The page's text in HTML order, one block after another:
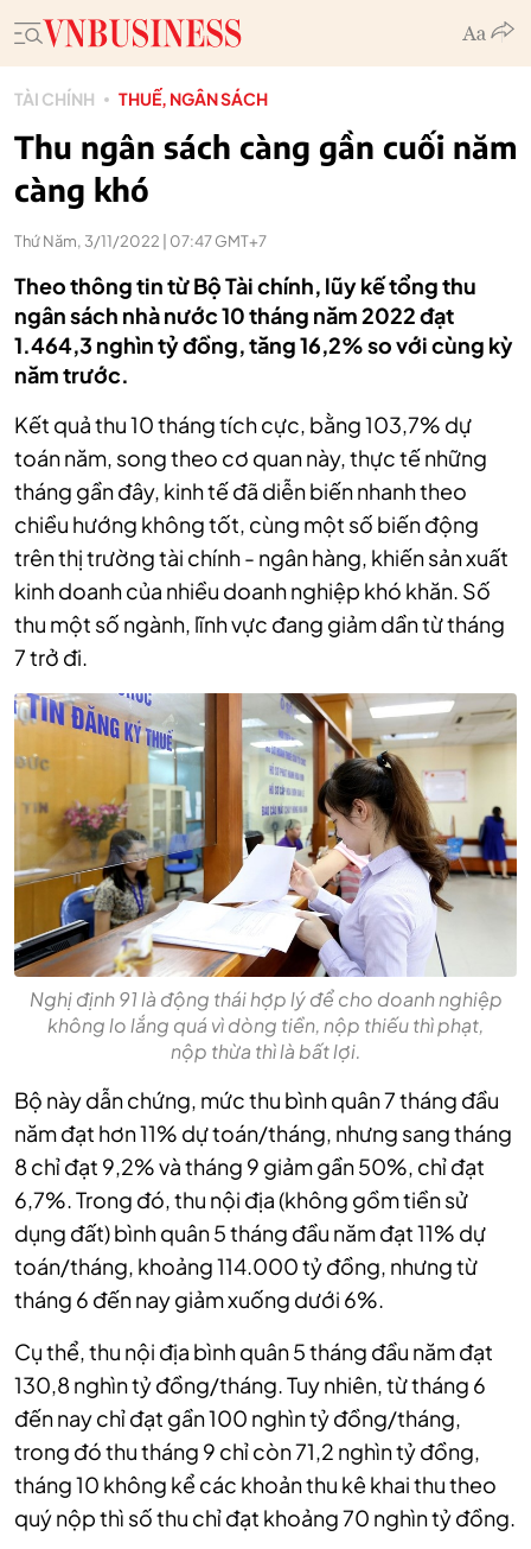
TÀI CHÍNH THUẾ, NGÂN SÁCH
Thu ngân sách càng gần cuối năm
càng khó
Thứ Năm, 3/11/2022 | 07:47 GMT+7
Theo thông tin từ Bộ Tài chính, lũy kế tổng thu
ngân sách nhà nước 10 tháng năm 2022 đạt
1.464,3 nghìn tỷ đồng, tăng 16,2% so với cùng kỳ
năm trước.
Kết quả thu 10 tháng tích cực, bằng 103,7% dự
toán năm, song theo cơ quan này, thực tế những
tháng gần đây, kinh tế đã diễn biến nhanh theo
chiều hướng không tốt, cùng một số biến động
trên thị trường tài chính - ngân hàng, khiến sản xuất
kinh doanh của nhiều doanh nghiệp khó khăn. Số
thu một số ngành, lĩnh vực đang giảm dần từ tháng
7 trở đi.
Nghị định 91 là động thái hợp lý để cho doanh nghiệp
không lo lắng quá vì dòng tiền, nộp thiếu thì phạt,
nộp thừa thì là bất lợi.
Bộ này dẫn chứng, mức thu bình quân 7 tháng đầu
năm đạt hơn 11% dự toán/tháng, nhưng sang tháng
8 chỉ đạt 9,2% và tháng 9 giảm gần 50%, chỉ đạt
6,7%. Trong đó, thu nội địa (không gồm tiền sử
dụng đất) bình quân 5 tháng đầu năm đạt 11% dự
toán/tháng, khoảng 114.000 tỷ đồng, nhưng từ
tháng 6 đến nay giảm xuống dưới 6%.
Cụ thể, thu nội địa bình quân 5 tháng đầu năm đạt
130,8 nghìn tỷ đồng/tháng. Tuy nhiên, từ tháng 6
đến nay chỉ đạt gần 100 nghìn tỷ đồng/tháng,
trong đó thu tháng 9 chỉ còn 71,2 nghìn tỷ đồng,
tháng 10 không kể các khoản thu kê khai thu theo
quý nộp thì số thu chỉ đạt khoảng 70 nghìn tỷ đồng.